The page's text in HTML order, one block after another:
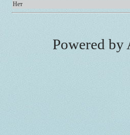
Нет
Powered by